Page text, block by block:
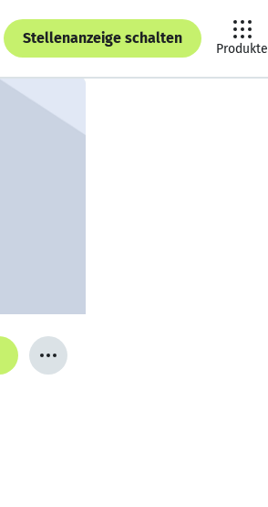
Stellenanzeige schalten
Produkte